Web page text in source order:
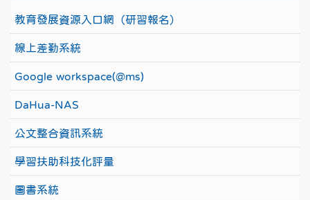
教育發展資源入口網（研習報名）
線上差勤系統
Google workspace(@ms)
DaHua-NAS
公文整合資訊系統
學習扶助科技化評量
圖書系統